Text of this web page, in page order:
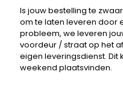
Is jouw bestelling te
om te laten leveren door
probleem, we leveren
voordeur / straat op het
eigen leveringsdienst. Dit
weekend plaatsvinden.